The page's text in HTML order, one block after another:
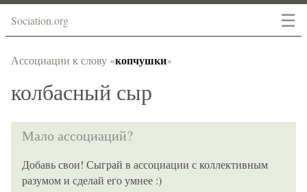
☰
Sociation.org
Ассоциации к слову «копчушки»
колбасный сыр
Мало ассоциаций?
Добавь свои! Сыграй в ассоциации с коллективным
разумом и сделай его умнее :)